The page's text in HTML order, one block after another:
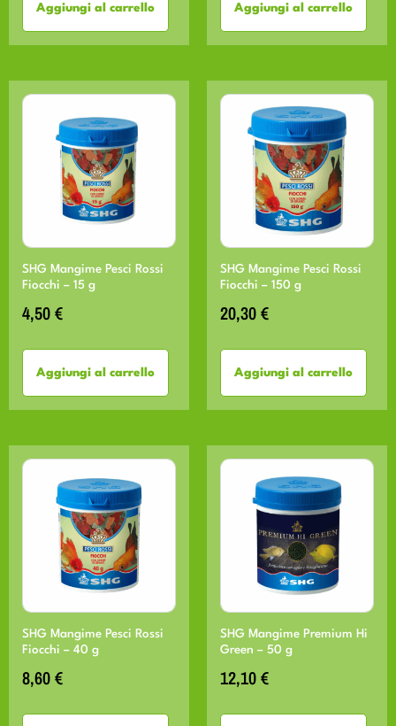
Aggiungi al carrello Aggiungi al carrello
SHG Mangime Pesci Rossi
Fiocchi – 15 g
4,50€
Aggiungi al carrello
SHG Mangime Pesci Rossi
Fiocchi – 150 g
20,30€
Aggiungi al carrello
SHG Mangime Pesci Rossi
Fiocchi – 40 g
8,60€
SHG Mangime Premium Hi
Green – 50 g
12,10€